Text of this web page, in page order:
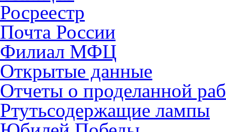
Росреестр
Почта России
Филиал МФЦ
Открытые данные
Отчеты о проделанной
Ртутьсодержащие лампы